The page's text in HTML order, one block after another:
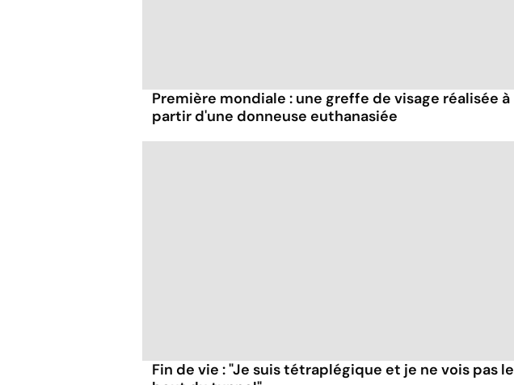
Première mondiale : une greffe de visage réalisée à
partir d'une donneuse euthanasiée
Fin de vie : "Je suis tétraplégique et je ne vois pas le